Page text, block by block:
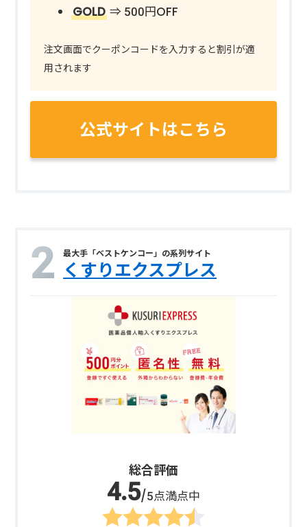
GOLD ⇒ 500円OFF
注文画面でクーポンコードを入力すると割引が適
用されます
公式サイトはこちら
最大手「ベストケンコー」の系列サイト
くすりエクスプレス
総合評価
/5点満点中